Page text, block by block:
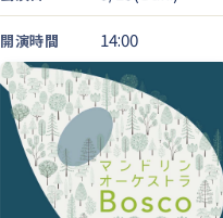
開演時間 14:00